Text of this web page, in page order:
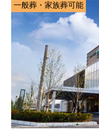
一般葬・家族葬可能